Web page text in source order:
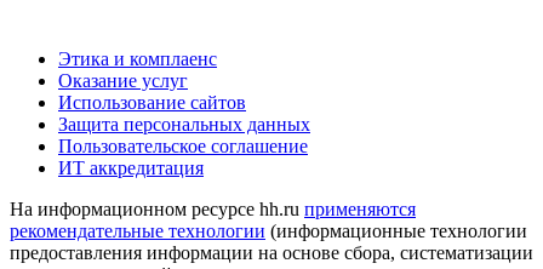
Этика и комплаенс
Оказание услуг
Использование сайтов
Защита персональных данных
Пользовательское соглашение
ИТ аккредитация
На информационном ресурсе hh.ru применяются
рекомендательные технологии (информационные технологии
предоставления информации на основе сбора, систематизации